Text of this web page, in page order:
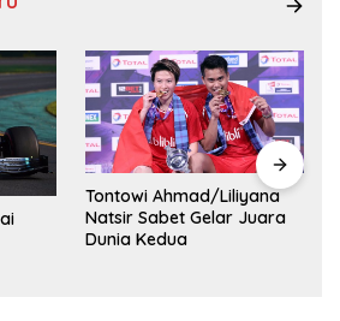
Tontowi Ahmad/Liliyana
Natsir Sabet Gelar Juara
Dunia Kedua